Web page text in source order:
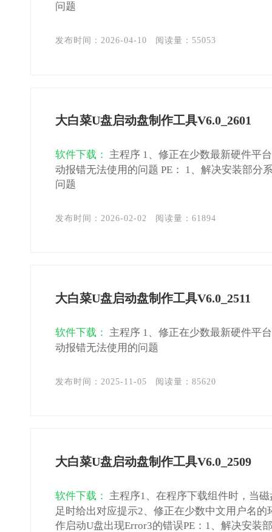
问题
发布时间：2026-04-10 阅读量： 55053
大白菜U盘启动盘制作工具V6.0_2601
软件下载：
主程序 1、修正在少数最新硬件平
动报错无法使用的问题 PE： 1、解决安装部分
问题
发布时间：2026-02-02 阅读量：61894
大白菜U盘启动盘制作工具V6.0_2511
软件下载：
主程序 1、修正在少数最新硬件平
动报错无法使用的问题
发布时间：2025-11-05 阅读量：85620
大白菜U盘启动盘制作工具V6.0_2509
软件下载：
主程序1、在程序下载组件时，当
足时给出对应提示2、修正在少数中文用户名的
作启动U盘出现Error3的错误PE：1、解决安装